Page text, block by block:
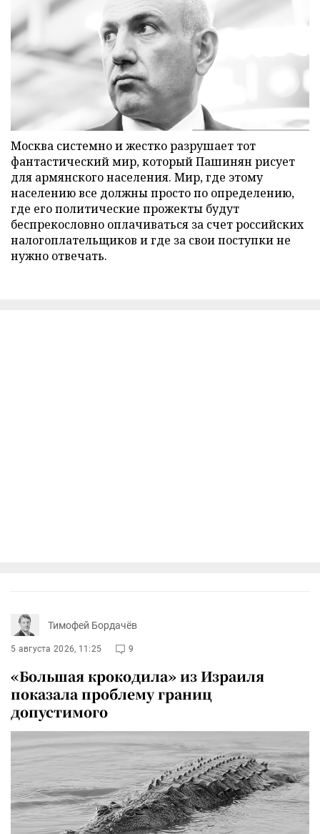
Москва системно и жестко разрушает тот
фантастический мир, который Пашинян рисует
для армянского населения. Мир, где этому
населению все должны просто по определению,
где его политические прожекты будут
беспрекословно оплачиваться за счет российских
налогоплательщиков и где за свои поступки не
нужно отвечать.
Тимофей Бордачёв
5 августа 2026, 11:25 9
«Большая крокодила» из Израиля
показала проблему границ
допустимого